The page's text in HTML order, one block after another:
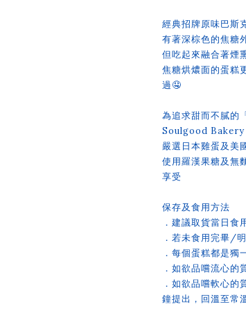
經典招牌原味巴斯
有著深棕色的焦糖
但吃起來融合著煙
焦糖烘燶面的蛋糕
過🤤
為追求甜而不膩的
Soulgood Bakery
嚴選日本雞蛋及美
使用羅漢果糖及無
享受
保存及食用方法
．建議取貨當日食
．若未食用完畢/
．每個蛋糕都是獨
．如欲品嚐流心的
．如欲品嚐軟心的
鐘提出，回溫至常